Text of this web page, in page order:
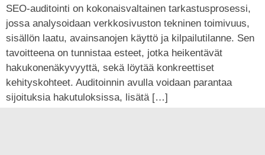
SEO-auditointi on kokonaisvaltainen tarkastusprosessi,
jossa analysoidaan verkkosivuston tekninen toimivuus,
sisällön laatu, avainsanojen käyttö ja kilpailutilanne. Sen
tavoitteena on tunnistaa esteet, jotka heikentävät
hakukonenäkyvyyttä, sekä löytää konkreettiset
kehityskohteet. Auditoinnin avulla voidaan parantaa
sijoituksia hakutuloksissa, lisätä […]